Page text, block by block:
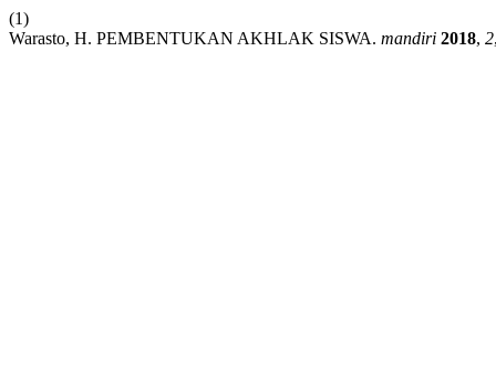
(1)
Warasto, H. PEMBENTUKAN AKHLAK SISWA. mandiri 2018, 2